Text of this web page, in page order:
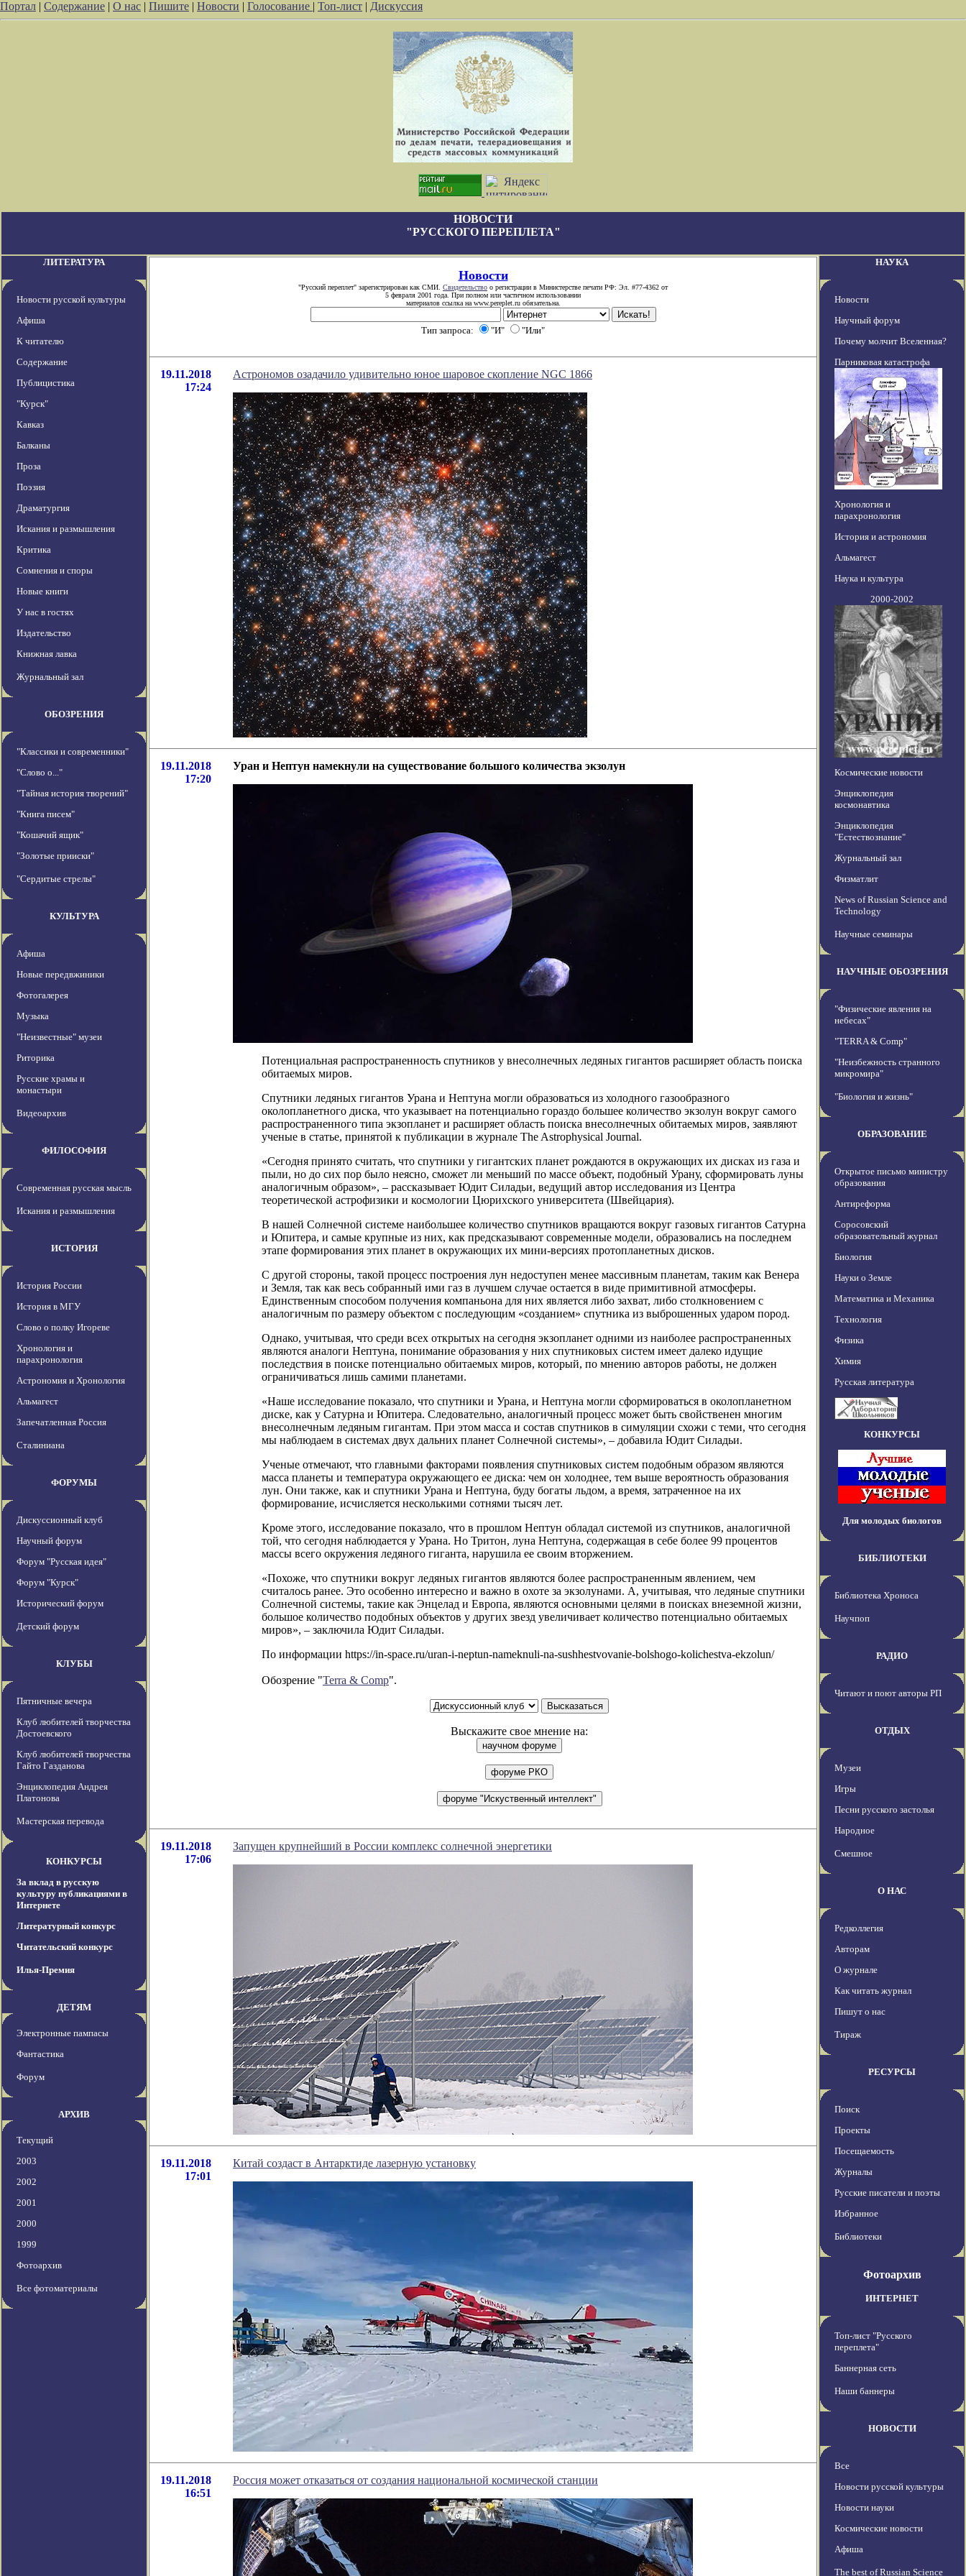
Портал | Содержание | О нас | Пишите | Новости | Голосование | Топ-лист | Дискуссия
НОВОСТИ
"РУССКОГО ПЕРЕПЛЕТА"
ЛИТЕРАТУРА
Новости русской культуры
Афиша
К читателю
Содержание
Публицистика
"Курск"
Кавказ
Балканы
Проза
Поэзия
Драматургия
Искания и размышления
Критика
Сомнения и споры
Новые книги
У нас в гостях
Издательство
Книжная лавка
Журнальный зал
ОБОЗРЕНИЯ
"Классики и современники"
"Слово о..."
"Тайная история творений"
"Книга писем"
"Кошачий ящик"
"Золотые прииски"
"Сердитые стрелы"
КУЛЬТУРА
Афиша
Новые передвжиники
Фотогалерея
Музыка
"Неизвестные" музеи
Риторика
Русские храмы и
монастыри
Видеоархив
ФИЛОСОФИЯ
Современная русская мысль
Искания и размышления
ИСТОРИЯ
История России
История в МГУ
Слово о полку Игореве
Хронология и
парахронология
Астрономия и Хронология
Альмагест
Запечатленная Россия
Сталиниана
ФОРУМЫ
Дискуссионный клуб
Научный форум
Форум "Русская идея"
Форум "Курск"
Исторический форум
Детский форум
КЛУБЫ
Пятничные вечера
Клуб любителей творчества
Достоевского
Клуб любителей творчества
Гайто Газданова
Энциклопедия Андрея
Платонова
Мастерская перевода
КОНКУРСЫ
За вклад в русскую
культуру публикациями в
Интернете
Литературный конкурс
Читательский конкурс
Илья-Премия
ДЕТЯМ
Электронные пампасы
Фантастика
Форум
АРХИВ
Текущий
2003
2002
2001
2000
1999
Фотоархив
Все фотоматериалы
Новости
"Русский переплет" зарегистрирован как СМИ. Свидетельство о регистрации в Министерстве печати РФ: Эл. #77-4362 от
5 февраля 2001 года. При полном или частичном использовании
материалов ссылка на www.pereplet.ru обязательна.
Тип запроса: "И" "Или"
19.11.2018
17:24
Астрономов озадачило удивительно юное шаровое скопление NGC 1866
19.11.2018
17:20
Уран и Нептун намекнули на существование большого количества экзолун
Потенциальная распространенность спутников у внесолнечных ледяных гигантов расширяет область поиска
обитаемых миров.
Спутники ледяных гигантов Урана и Нептуна могли образоваться из холодного газообразного
околопланетного диска, что указывает на потенциально гораздо большее количество экзолун вокруг самого
распространенного типа экзопланет и расширяет область поиска внесолнечных обитаемых миров, заявляют
ученые в статье, принятой к публикации в журнале The Astrophysical Journal.
«Сегодня принято считать, что спутники у гигантских планет рождаются в окружающих их дисках из газа и
пыли, но до сих пор было неясно, сможет ли меньший по массе объект, подобный Урану, сформировать луны
аналогичным образом», – рассказывает Юдит Силадьи, ведущий автор исследования из Центра
теоретической астрофизики и космологии Цюрихского университета (Швейцария).
В нашей Солнечной системе наибольшее количество спутников вращаются вокруг газовых гигантов Сатурна
и Юпитера, и самые крупные из них, как предсказывают современные модели, образовались на последнем
этапе формирования этих планет в окружающих их мини-версиях протопланетных дисков.
С другой стороны, такой процесс построения лун недоступен менее массивным планетам, таким как Венера
и Земля, так как весь собранный ими газ в лучшем случае остается в виде примитивной атмосферы.
Единственным способом получения компаньона для них является либо захват, либо столкновением с
аналогичным по размеру объектом с последующим «созданием» спутника из выброшенных ударом пород.
Однако, учитывая, что среди всех открытых на сегодня экзопланет одними из наиболее распространенных
являются аналоги Нептуна, понимание образования у них спутниковых систем имеет далеко идущие
последствия в поиске потенциально обитаемых миров, который, по мнению авторов работы, не должен
ограничиваться лишь самими планетами.
«Наше исследование показало, что спутники и Урана, и Нептуна могли сформироваться в околопланетном
диске, как у Сатурна и Юпитера. Следовательно, аналогичный процесс может быть свойственен многим
внесолнечным ледяным гигантам. При этом масса и состав спутников в симуляции схожи с теми, что сегодня
мы наблюдаем в системах двух дальних планет Солнечной системы», – добавила Юдит Силадьи.
Ученые отмечают, что главными факторами появления спутниковых систем подобным образом являются
масса планеты и температура окружающего ее диска: чем он холоднее, тем выше вероятность образования
лун. Они также, как и спутники Урана и Нептуна, буду богаты льдом, а время, затраченное на их
формирование, исчисляется несколькими сотнями тысяч лет.
Кроме этого, исследование показало, что в прошлом Нептун обладал системой из спутников, аналогичной
той, что сегодня наблюдается у Урана. Но Тритон, луна Нептуна, содержащая в себе более 99 процентов
массы всего окружения ледяного гиганта, нарушила ее своим вторжением.
«Похоже, что спутники вокруг ледяных гигантов являются более распространенным явлением, чем
считалось ранее. Это особенно интересно и важно в охоте за экзолунами. А, учитывая, что ледяные спутники
Солнечной системы, такие как Энцелад и Европа, являются основными целями в поисках внеземной жизни,
большое количество подобных объектов у других звезд увеличивает количество потенциально обитаемых
миров», – заключила Юдит Силадьи.
По информации https://in-space.ru/uran-i-neptun-nameknuli-na-sushhestvovanie-bolshogo-kolichestva-ekzolun/
Обозрение "Terra & Comp".
Выскажите свое мнение на:
19.11.2018
17:06
Запущен крупнейший в России комплекс солнечной энергетики
19.11.2018
17:01
Китай создаст в Антарктиде лазерную установку
19.11.2018
16:51
Россия может отказаться от создания национальной космической станции
НАУКА
Новости
Научный форум
Почему молчит Вселенная?
Парниковая катастрофа
Хронология и
парахронология
История и астрономия
Альмагест
Наука и культура
2000-2002
Космические новости
Энциклопедия
космонавтика
Энциклопедия
"Естествознание"
Журнальный зал
Физматлит
News of Russian Science and
Technology
Научные семинары
НАУЧНЫЕ ОБОЗРЕНИЯ
"Физические явления на
небесах"
"TERRA & Comp"
"Неизбежность странного
микромира"
"Биология и жизнь"
ОБРАЗОВАНИЕ
Открытое письмо министру
образования
Антиреформа
Соросовский
образовательный журнал
Биология
Науки о Земле
Математика и Механика
Технология
Физика
Химия
Русская литература
КОНКУРСЫ
Для молодых биологов
БИБЛИОТЕКИ
Библиотека Хроноса
Научпоп
РАДИО
Читают и поют авторы РП
ОТДЫХ
Музеи
Игры
Песни русского застолья
Народное
Смешное
О НАС
Редколлегия
Авторам
О журнале
Как читать журнал
Пишут о нас
Тираж
РЕСУРСЫ
Поиск
Проекты
Посещаемость
Журналы
Русские писатели и поэты
Избранное
Библиотеки
Фотоархив
ИНТЕРНЕТ
Топ-лист "Русского
переплета"
Баннерная сеть
Наши баннеры
НОВОСТИ
Все
Новости русской культуры
Новости науки
Космические новости
Афиша
The best of Russian Science